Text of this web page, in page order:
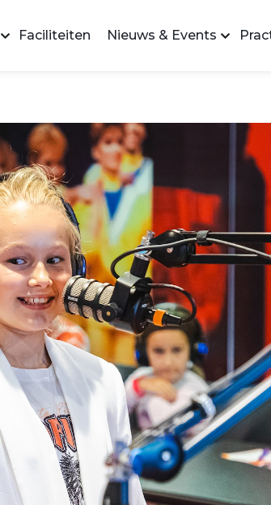
Faciliteiten Nieuws & Events